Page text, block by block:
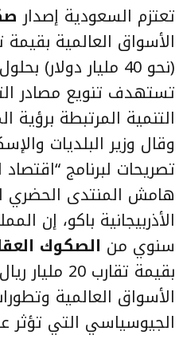
تعتزم السعودية إصدار
تستهدف تنويع مصادر
التنمية المرتبطة برؤية
وقال وزير البلديات
تصريحات لبرنامج
هامش المنتدى الحضري
الأذربيجانية باكو، إن
سنوي من الصكوك
بقيمة تقارب
الأسواق العالمية
الجيوسياسي التي تؤثر